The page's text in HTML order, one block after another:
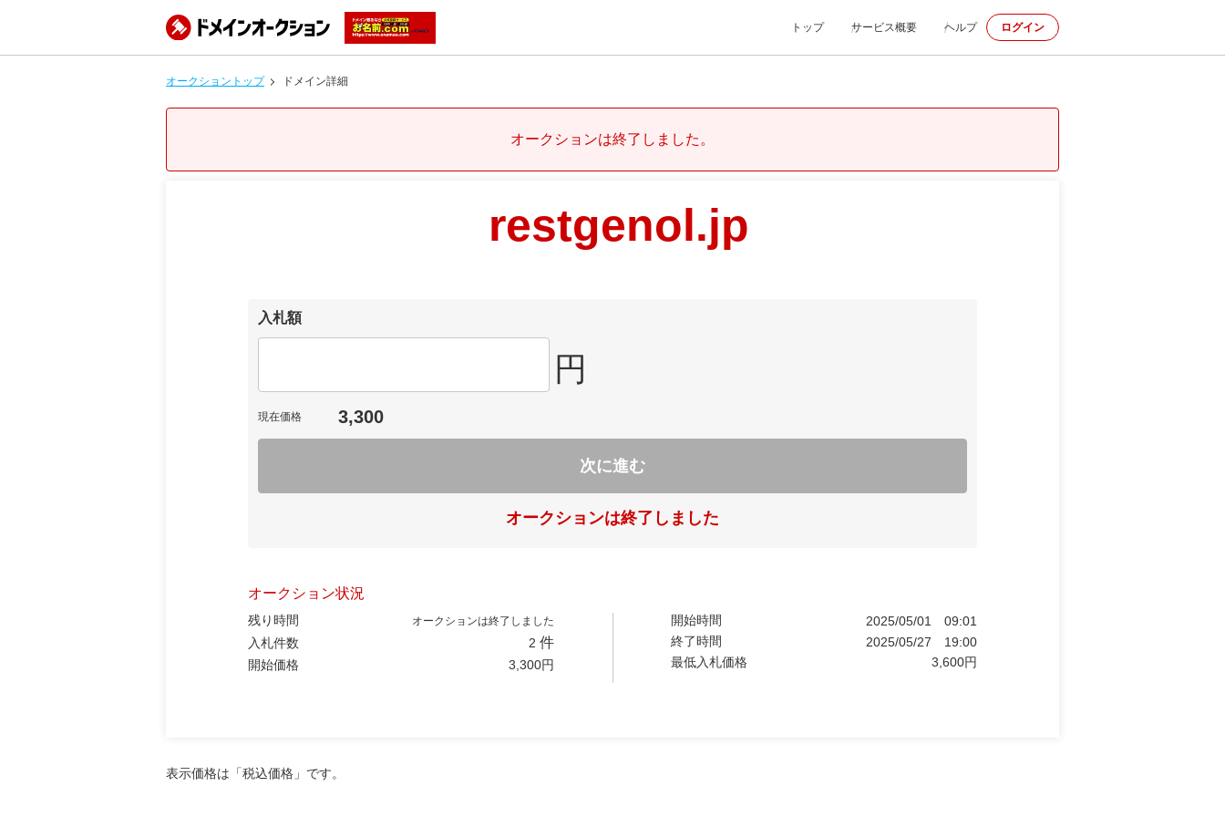
トップ サービス概要 ヘルプ ログイン
オークショントップ ドメイン詳細
オークションは終了しました。
restgenol.jp
入札額
円
現在価格 3,300
次に進む
オークションは終了しました
オークション状況
残り時間 オークションは終了しました
入札件数 2 件
開始価格 3,300円
開始時間 2025/05/01
09:01
終了時間
2025/05/27
19:00
最低入札価格
3,600円
表示価格は「税込価格」です。